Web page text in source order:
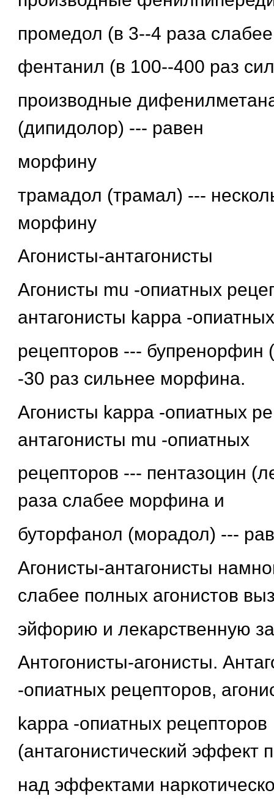
промедол (в 3--4 раза
фентанил (в 100--400 раз
производные
(дипидолор) --- равен
морфину
трамадол (трамал) ---
морфину
Агонисты-антагонисты
Агонисты mu -опиатных
антагонисты kappa -опиатных
рецепторов --- бупренорфин
-30 раз сильнее морфина.
Агонисты kappa -опиатных
антагонисты mu -опиатных
рецепторов --- пентазоцин
раза слабее морфина и
буторфанол (морадол) ---
Агонисты-антагонисты
слабее полных агонистов
эйфорию и лекарственную
Антогонисты-агонисты.
-опиатных рецепторов,
kappa -опиатных рецепторов
(антагонистический эффект
над эффектами